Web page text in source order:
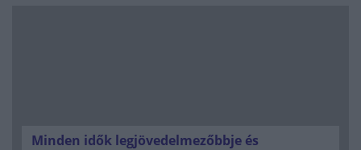
Minden idők legjövedelmezőbbje és